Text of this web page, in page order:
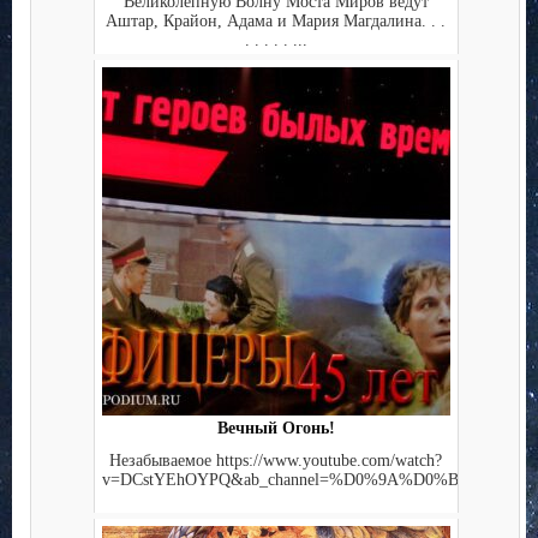
Аштар, Крайон, Адама и Мария Магдалина. . .
Вечный Огонь!
Незабываемое https://www.youtube.com/watch?